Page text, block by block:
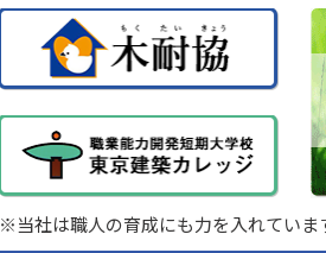
※当社は職人の育成にも力を入れていま